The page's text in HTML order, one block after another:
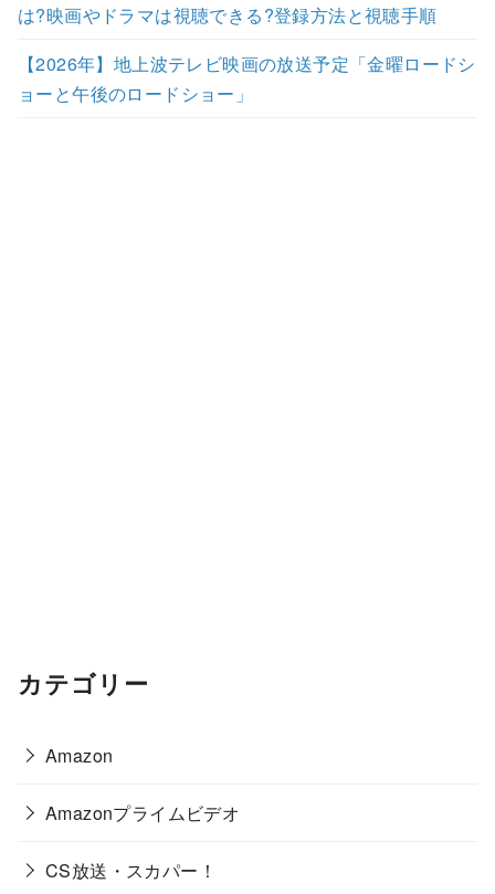
は?映画やドラマは視聴できる?登録方法と視聴手順
【2026年】地上波テレビ映画の放送予定「金曜ロードシ
ョーと午後のロードショー」
カテゴリー
Amazon
Amazonプライムビデオ
CS放送・スカパー！